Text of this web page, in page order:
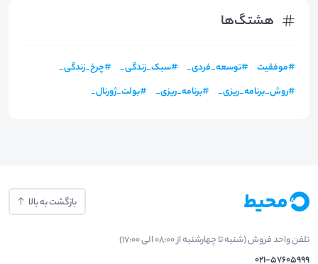
هشتگ‌ها
#موفقیت #توسعه_فردی_ #سبک_زندگی_ #چرخ_زندگی_
#روش_برنامه_ریزی_ #برنامه_ریزی_ #بولت_ژورنال_
بازگشت به بالا
تلفن واحد فروش (شنبه تا چهارشنبه از 08:00 الی 17:00)
021-57605999